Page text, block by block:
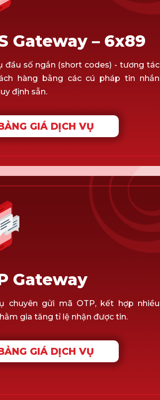
Gateway – 6x89
đầu số ngắn (short codes) - tương tác
hàng bằng các cú pháp tin nhắn
định sẵn.
GIÁ DỊCH VỤ
Gateway
chuyên gửi mã OTP, kết hợp nhiều
gia tăng tỉ lệ nhận được tin.
GIÁ DỊCH VỤ